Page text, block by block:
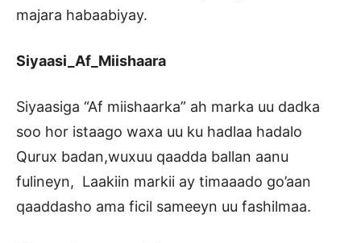
majara habaabiyay.
Siyaasi_Af_Miishaara
Siyaasiga “Af miishaarka” ah marka uu dadka
soo hor istaago waxa uu ku hadlaa hadalo
Qurux badan,wuxuu qaadda ballan aanu
fulineyn, Laakiin markii ay timaaado go’aan
qaaddasho ama ficil sameeyn uu fashilmaa.